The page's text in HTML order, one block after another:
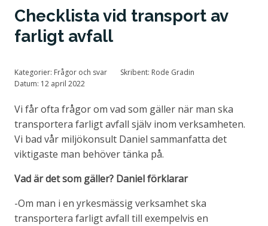
Checklista vid transport av
farligt avfall
Kategorier: Frågor och svar Skribent: Rode Gradin
Datum: 12 april 2022
Vi får ofta frågor om vad som gäller när man ska
transportera farligt avfall själv inom verksamheten.
Vi bad vår miljökonsult Daniel sammanfatta det
viktigaste man behöver tänka på.
Vad är det som gäller? Daniel förklarar
-Om man i en yrkesmässig verksamhet ska
transportera farligt avfall till exempelvis en
Tillstånd och certifiering